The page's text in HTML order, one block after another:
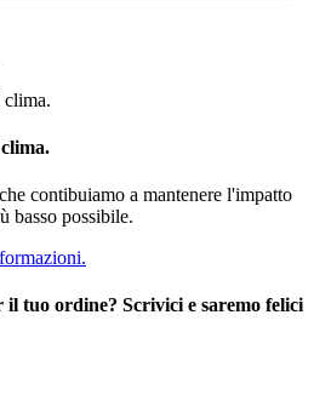
contibuiamo a mantenere l'impatto
basso possibile.
tuo ordine? Scrivici e saremo felici